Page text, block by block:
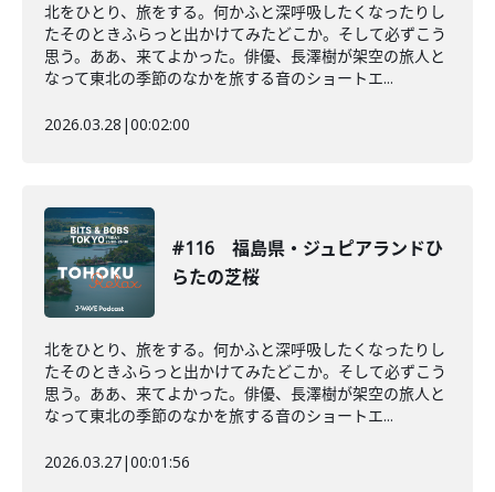
北をひとり、旅をする。何かふと深呼吸したくなったりし
たそのときふらっと出かけてみたどこか。そして必ずこう
思う。ああ、来てよかった。俳優、長澤樹が架空の旅人と
なって東北の季節のなかを旅する音のショートエ...
2026.03.28 |00:02:00
#116 福島県・ジュピアランドひ
らたの芝桜
北をひとり、旅をする。何かふと深呼吸したくなったりし
たそのときふらっと出かけてみたどこか。そして必ずこう
思う。ああ、来てよかった。俳優、長澤樹が架空の旅人と
なって東北の季節のなかを旅する音のショートエ...
2026.03.27|00:01:56